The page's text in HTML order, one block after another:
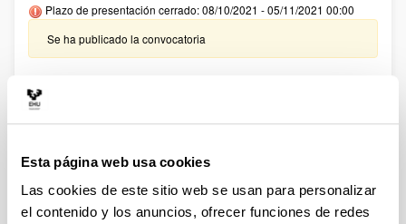
Esta página web usa cookies
Las cookies de este sitio web se usan para personalizar
el contenido y los anuncios, ofrecer funciones de redes
Plazo de presentación cerrado: 08/10/2021 - 05/11/2021 00:00
Se ha publicado la convocatoria
PIFG21/12: “Ingeniería Química e Ingeniería de Materiales
Plazo de presentación cerrado: 16/09/2021 - 06/10/2021 23:59